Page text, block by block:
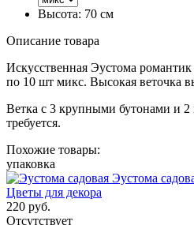
Высота: 70 см
Описание товара
Искусственная Эустома романтик
по 10 шт микс. Высокая веточка
Ветка с 3 крупными бутонами и
требуется.
Похожие товары:
упаковка
Эустома
Цветы для декора
220 руб.
Отсутствует